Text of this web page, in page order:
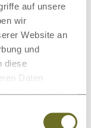
auf unsere
wir
Website an
und
diese
Daten
oder die